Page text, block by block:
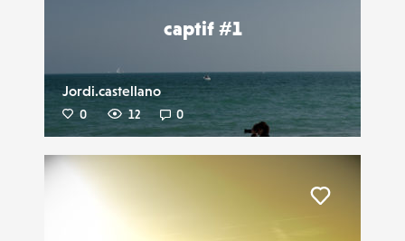
captif #1
Jordi.castellano
0 12 0